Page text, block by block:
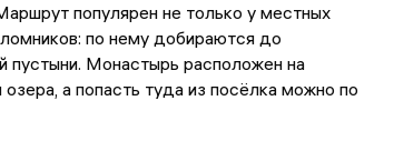
популярен не только у местных
по нему добираются до
пустыни. Монастырь расположен на
а попасть туда из посёлка можно по